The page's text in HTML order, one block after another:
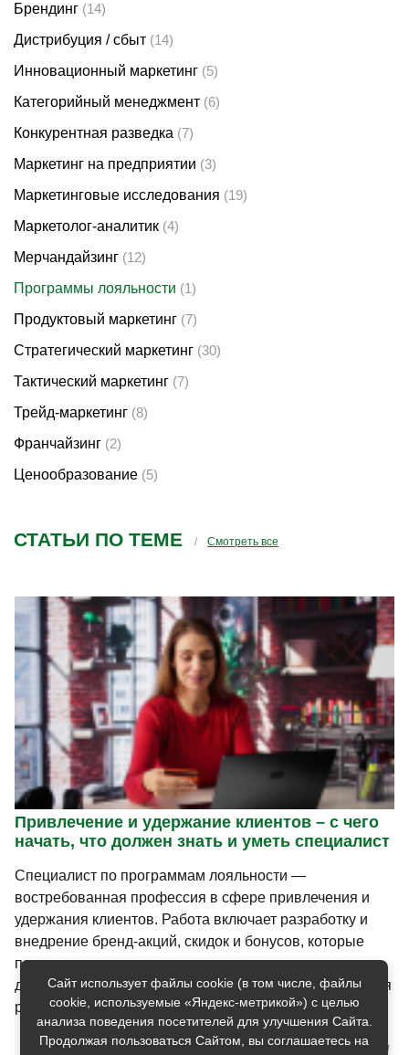
Брендинг (14)
Дистрибуция / сбыт (14)
Инновационный маркетинг (5)
Категорийный менеджмент (6)
Конкурентная разведка (7)
Маркетинг на предприятии (3)
Маркетинговые исследования (19)
Маркетолог-аналитик (4)
Мерчандайзинг (12)
Программы лояльности (1)
Продуктовый маркетинг (7)
Стратегический маркетинг (30)
Тактический маркетинг (7)
Трейд-маркетинг (8)
Франчайзинг (2)
Ценообразование (5)
СТАТЬИ ПО ТЕМЕ Смотреть все
Привлечение и удержание клиентов – с чего
начать, что должен знать и уметь специалист
Специалист по программам лояльности —
востребованная профессия в сфере привлечения и
удержания клиентов. Работа включает разработку и
внедрение бренд-акций, скидок и бонусов, которые
помогают вернуть ушедших клиентов и увеличить
доход компании. Перспективы роста высоки благодаря
развитию...
[27 июня 2025]
Сайт использует файлы cookie (в том числе, файлы
cookie, используемые «Яндекс-метрикой») с целью
анализа поведения посетителей для улучшения Сайта.
Продолжая пользоваться Сайтом, вы соглашаетесь на